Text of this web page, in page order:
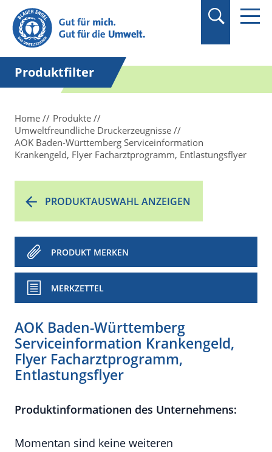
Suchbegriff in
Anführungszeichen
setzen.
Produktfilter
Home
Produkte
Umweltfreundliche Druckerzeugnisse
AOK Baden-Württemberg Serviceinformation
Krankengeld, Flyer Facharztprogramm, Entlastungsflyer
PRODUKTAUSWAHL ANZEIGEN
PRODUKT MERKEN
MERKZETTEL
AOK Baden-Württemberg
Serviceinformation Krankengeld,
Flyer Facharztprogramm,
Entlastungsflyer
Produktinformationen des Unternehmens:
Momentan sind keine weiteren